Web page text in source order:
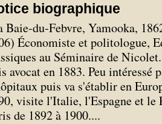
biographique
Baie-du-Febvre, Yamooka,
Économiste et politologue,
au Séminaire de
avocat en 1883. Peu
puis va s'établir en
visite l'Italie, l'Espagne et le
de 1892 à 1900....